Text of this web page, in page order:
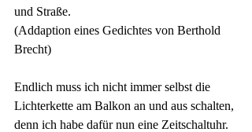
und Straße.
(Addaption eines Gedichtes von Berthold
Brecht)
Endlich muss ich nicht immer selbst die
Lichterkette am Balkon an und aus schalten,
denn ich habe dafür nun eine Zeitschaltuhr.